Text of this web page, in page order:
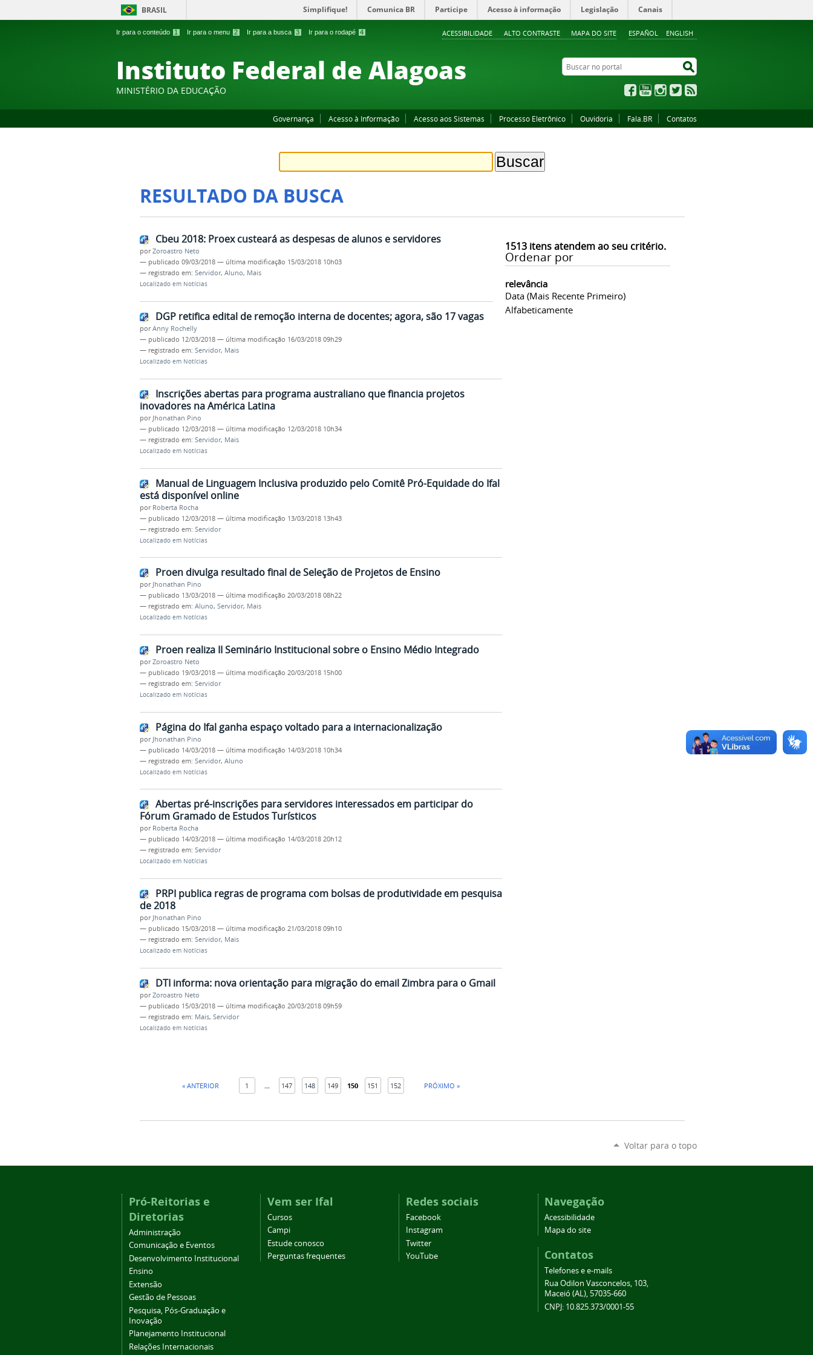
Ir para o conteúdo 1 Ir para o menu 2 Ir para a busca 3 Ir para o rodapé 4 ESPAÑOL ENGLISH
ACESSIBILIDADE ALTO CONTRASTE MAPA DO SITE
BRASIL Simplifique! Comunica BR Participe Acesso à informação Legislação Canais
Instituto Federal de Alagoas
MINISTÉRIO DA EDUCAÇÃO
Buscar no portal
FacebookYouTubeInstagram
Twitter
Governança Acesso à Informação Acesso aos Sistemas Processo Eletrônico Ouvidoria Fala.BR Contatos
RESULTADO DA BUSCA
1513itens atendem ao seu critério.
Ordenar por
relevância
Data (mais Recente Primeiro)
Alfabeticamente
Cbeu 2018: Proex custeará as despesas de alunos e servidores
porZoroastro Neto
— publicado 09/03/2018 — última modificação 15/03/2018 10h03
— registrado em: Servidor, Aluno, Mais
Localizado em Notícias
DGP retifica edital de remoção interna de docentes; agora, são 17 vagas
porAnny Rochelly
— publicado 12/03/2018 — última modificação 16/03/2018 09h29
— registrado em: Servidor, Mais
Localizado em Notícias
Inscrições abertas para programa australiano que financia projetos
inovadores na América Latina
por Jhonathan Pino
— publicado 12/03/2018 — última modificação 12/03/2018 10h34
— registrado em: Servidor, Mais
Localizado em Notícias
Manual de Linguagem Inclusiva produzido pelo Comitê Pró-Equidade do Ifal
está disponível online
por Roberta Rocha
— publicado 12/03/2018 — última modificação 13/03/2018 13h43
— registrado em: Servidor
Localizado em Notícias
Proen divulga resultado final de Seleção de Projetos de Ensino
por Jhonathan Pino
— publicado 13/03/2018 — última modificação 20/03/2018 08h22
— registrado em: Aluno, Servidor, Mais
Localizado em Notícias
Proen realiza II Seminário Institucional sobre o Ensino Médio Integrado
porZoroastro Neto
— publicado 19/03/2018 — última modificação 20/03/2018 15h00
— registrado em: Servidor
Localizado em Notícias
Página do Ifal ganha espaço voltado para a internacionalização
por Jhonathan Pino
— publicado 14/03/2018 — última modificação 14/03/2018 10h34
— registrado em: Servidor, Aluno
Localizado em Notícias
Abertas pré-inscrições para servidores interessados em participar do
Fórum Gramado de Estudos Turísticos
por Roberta Rocha
— publicado 14/03/2018 — última modificação 14/03/2018 20h12
— registrado em: Servidor
Localizado em Notícias
PRPI publica regras de programa com bolsas de produtividade em pesquisa
de 2018
por Jhonathan Pino
— publicado 15/03/2018 — última modificação 21/03/2018 09h10
— registrado em: Servidor, Mais
Localizado em Notícias
DTI informa: nova orientação para migração do email Zimbra para o Gmail
porZoroastro Neto
— publicado 15/03/2018 — última modificação 20/03/2018 09h59
— registrado em: Mais, Servidor
Localizado em Notícias
« ANTERIOR 1 147 148 149 150 151 152 PRÓXIMO »
Voltar para o topo
Pró-Reitorias e
Diretorias
Administração
Comunicação e Eventos
Desenvolvimento Institucional
Ensino
Extensão
Gestão de Pessoas
Pesquisa, Pós-Graduação e
Inovação
Planejamento Institucional
Relações Internacionais
Vem ser Ifal
Cursos
Campi
Estude conosco
Perguntas frequentes
Redes sociais
Facebook
Instagram
Twitter
YouTube
Navegação
Acessibilidade
Mapa do site
Contatos
Telefones e e-mails
Rua Odilon Vasconcelos, 103,
Maceió (AL), 57035-660
CNPJ: 10.825.373/0001-55